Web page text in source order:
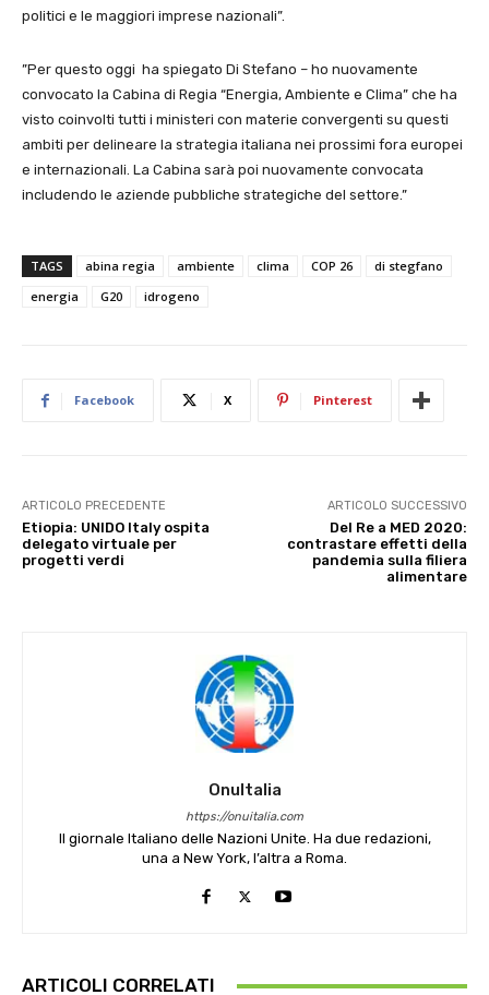
politici e le maggiori imprese nazionali”.
”Per questo oggi ha spiegato Di Stefano – ho nuovamente
convocato la Cabina di Regia “Energia, Ambiente e Clima” che ha
visto coinvolti tutti i ministeri con materie convergenti su questi
ambiti per delineare la strategia italiana nei prossimi fora europei
e internazionali. La Cabina sarà poi nuovamente convocata
includendo le aziende pubbliche strategiche del settore.”
TAGS abina regia ambiente clima COP 26
di stegfano
energia
G20 idrogeno
Facebook X Pinterest
ARTICOLO PRECEDENTE
Etiopia: UNIDO Italy ospita
delegato virtuale per
progetti verdi
ARTICOLO SUCCESSIVO
Del Re a MED 2020:
contrastare effetti della
pandemia sulla filiera
alimentare
OnuItalia
https://onuitalia.com
Il giornale Italiano delle Nazioni Unite. Ha due redazioni,
una a New York, l’altra a Roma.
ARTICOLI CORRELATI